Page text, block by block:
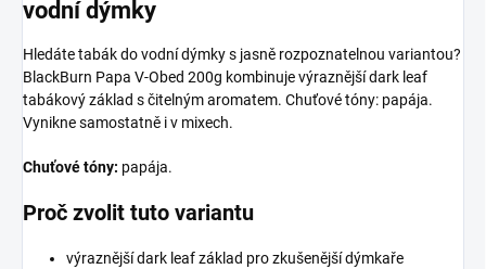
vodní dýmky
Hledáte tabák do vodní dýmky s jasně rozpoznatelnou variantou?
BlackBurn Papa V-Obed 200g kombinuje výraznější dark leaf
tabákový základ s čitelným aromatem. Chuťové tóny: papája.
Vynikne samostatně i v mixech.
Chuťové tóny: papája.
Proč zvolit tuto variantu
výraznější dark leaf základ pro zkušenější dýmkaře